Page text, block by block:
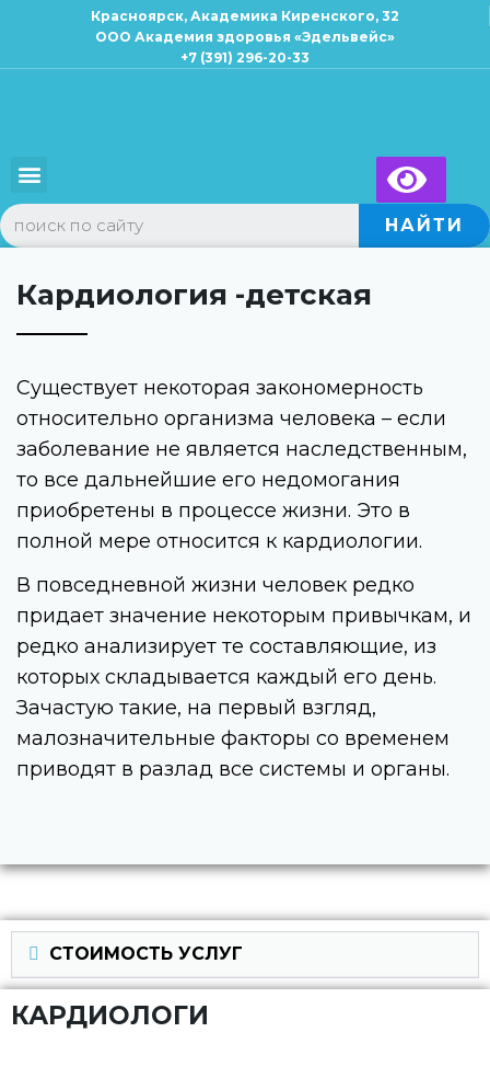
Красноярск, Академика Киренского, 32
ООО Академия здоровья «Эдельвейс»
+7 (391) 296-20-33
НАЙТИ
Кардиология -детская
Существует некоторая закономерность
относительно организма человека – если
заболевание не является наследственным,
то все дальнейшие его недомогания
приобретены в процессе жизни. Это в
полной мере относится к кардиологии.
В повседневной жизни человек редко
придает значение некоторым привычкам, и
редко анализирует те составляющие, из
которых складывается каждый его день.
Зачастую такие, на первый взгляд,
малозначительные факторы со временем
приводят в разлад все системы и органы.
СТОИМОСТЬ УСЛУГ
КАРДИОЛОГИ